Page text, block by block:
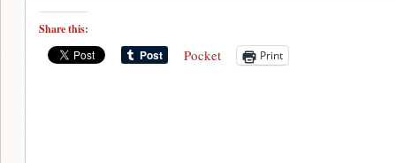
Share this:
Pocket Print